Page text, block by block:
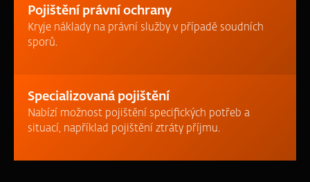
Pojištění právní ochrany
Kryje náklady na právní služby v případě soudních
sporů.
Specializovaná pojištění
Nabízí možnost pojištění specifických potřeb a
situací, například pojištění ztráty příjmu.